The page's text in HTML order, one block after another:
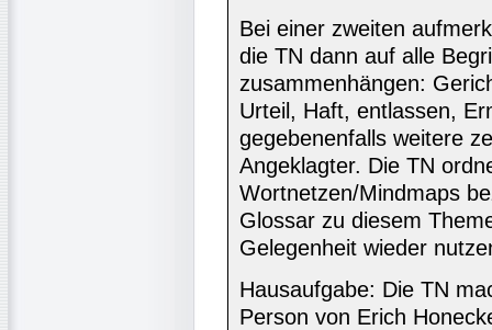
Bei einer zweiten
die TN dann auf alle
zusammenhängen:
Urteil, Haft, entlassen,
gegebenenfalls weitere
Angeklagter. Die TN
Wortnetzen/Mindmaps
Glossar zu diesem
Gelegenheit wieder
Hausaufgabe: Die TN
Person von Erich